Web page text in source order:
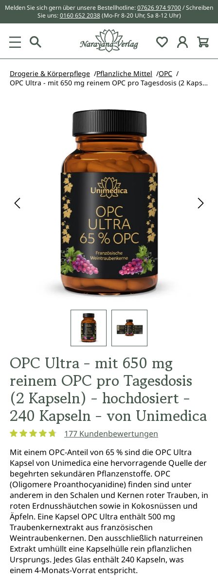
springen
Melden Sie sich gern über unsere Bestellhotline:07626 974 9700/ Schreiben
Sie uns:0160 652 2038 (Mo-Fr 8-20 Uhr, Sa 8-12 Uhr)
Du hast 0
Drogerie & Körperpflege Pflanzliche Mittel
OPC
OPC Ultra - mit 650 mg reinem OPC pro Tagesdosis (2 Kapseln) - hochdosiert - 240 Kapseln - von Unimedica
Bildergalerie überspringen
OPC Ultra - mit 650 mg
reinem OPC pro Tagesdosis
(2 Kapseln) - hochdosiert -
240 Kapseln - von Unimedica
177 Kundenbewertungen
Mit einem OPC-Anteil von 65 % sind die OPC Ultra
Kapsel von Unimedica eine hervorragende Quelle der
begehrten sekundären Pflanzenstoffe. OPC
(Oligomere Proanthocyanidine) finden sind unter
anderem in den Schalen und Kernen roter Trauben, in
roten Erdnusshäutchen sowie in Kokosnüssen und
Äpfeln. Eine Kapsel OPC Ultra enthält 500 mg
Traubenkernextrakt aus französischen
Weintraubenkernen. Den ausschließlich naturreinen
Extrakt umhüllt eine Kapselhülle rein pflanzlichen
Ursprungs. Jedes Glas enthält 240 Kapseln, was
einem 4-Monats-Vorrat entspricht.